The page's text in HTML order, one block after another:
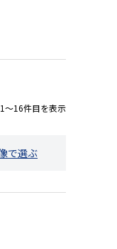
16件目を表示
で選ぶ